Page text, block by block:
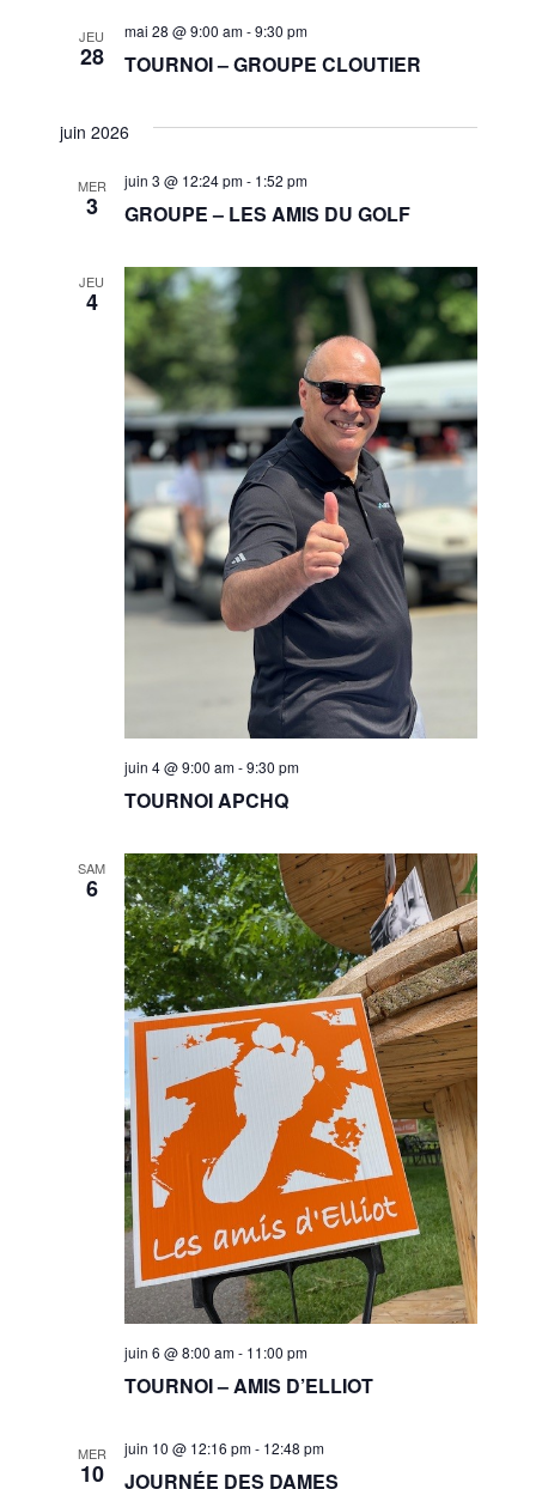
JEU
28 TOURNOI – GROUPE CLOUTIER
mai 28 @ 9:00 am-9:30 pm
juin 2026
MER
3 GROUPE – LES AMIS DU GOLF
juin 3 @ 12:24 pm- 1:52 pm
JEU
4
TOURNOI APCHQ
juin 4 @ 9:00 am-9:30 pm
SAM
6
TOURNOI – AMIS D’ELLIOT
juin 6 @ 8:00 am- 11:00 pm
MER
10 JOURNÉE DES DAMES
juin 10 @ 12:16 pm- 12:48 pm